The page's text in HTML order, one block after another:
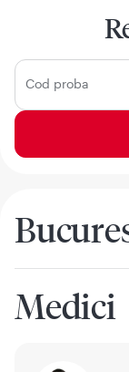
Cod proba
Medici